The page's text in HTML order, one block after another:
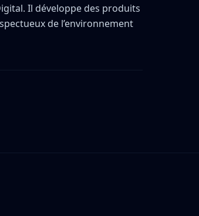
Il développe des produits
de l’environnement